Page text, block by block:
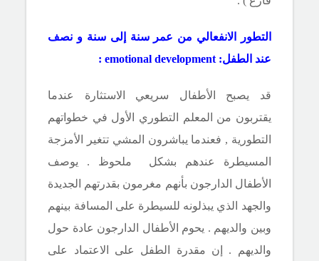
التطور الانفعالي من عمر سنة إلى سنة و نصف
عند الطفل:
emotional development
:
قد يصبح الأطفال سريعي الاستثارة عندما
يقتربون من المعلم التطوري الأول في خطواتهم
التطورية , فعندما يباشرون المشي تتغير الأمزجة
المسيطرة عندهم بشكل ملحوظ . يوصف
الأطفال الدارجون بأنهم مغرمون بقدرتهم الجديدة
والجهد الذي يبذلونه للسيطرة على المسافة بينهم
وبين والديهم . يحوم الأطفال الدارجون عادة حول
والديهم . إن مقدرة الطفل على الاعتماد على